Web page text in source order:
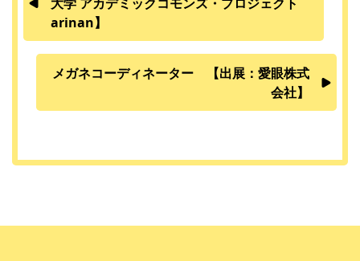
arinan】
メガネコーディネーター 【出展：愛眼株式
会社】